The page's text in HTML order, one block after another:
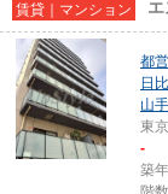
賃貸｜マンション
都
日
山
東
-
築